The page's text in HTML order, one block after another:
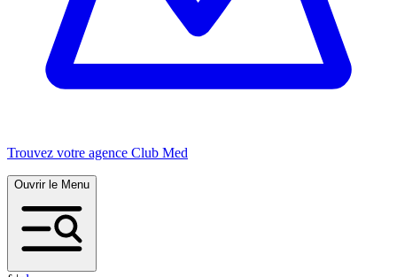
Trouvez votre agence Club Med
Ouvrir le Menu